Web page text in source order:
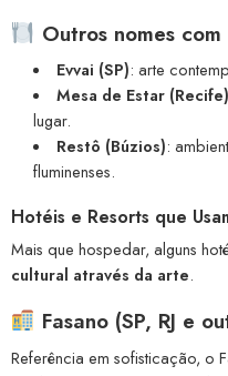
Outros nomes
Evvai (SP): arte
Mesa de Estar (Recife)
lugar.
Restô (Búzios):
fluminenses.
Hotéis e Resorts que
Mais que hospedar, alguns
cultural através da arte.
Fasano (SP, RJ e
Referência em sofisticação, o